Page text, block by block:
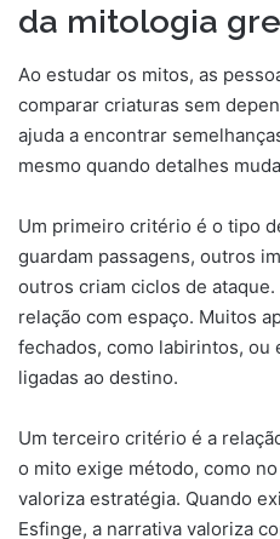
da mitologia
Ao estudar os mitos, as
comparar criaturas sem
ajuda a encontrar
mesmo quando detalhes
Um primeiro critério é o tipo
guardam passagens, outros
outros criam ciclos de
relação com espaço. Muitos
fechados, como labirintos, ou
ligadas ao destino.
Um terceiro critério é a
o mito exige método, como
valoriza estratégia. Quando
Esfinge, a narrativa valoriza